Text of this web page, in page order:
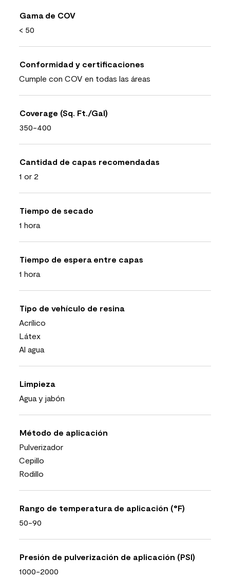
Gama de COV
< 50
Conformidad y certificaciones
Cumple con COV en todas las áreas
Coverage (Sq. Ft./Gal)
350-400
Cantidad de capas recomendadas
1 or 2
Tiempo de secado
1 hora
Tiempo de espera entre capas
1 hora
Tipo de vehículo de resina
Acrílico
Látex
Al agua
Limpieza
Agua y jabón
Método de aplicación
Pulverizador
Cepillo
Rodillo
Rango de temperatura de aplicación (°F)
50-90
Presión de pulverización de aplicación (PSI)
1000-2000